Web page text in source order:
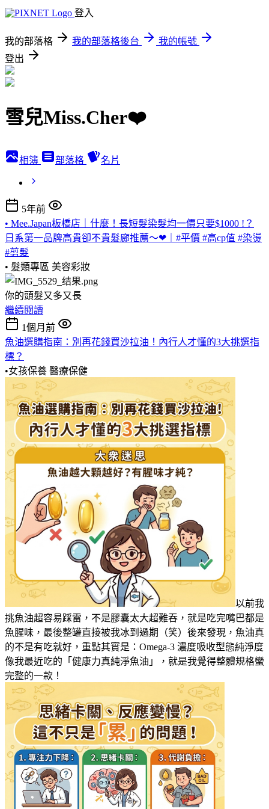
登入
我的部落格 我的部落格後台
我的帳號
登出
雪兒Miss.Cher❤️
相簿 部落格 名片
5年前
• Mee.Japan板橋店｜什麼！長短髮染髮均一價只要$1000 !？
日系第一品牌高貴卻不貴髮廊推薦～❤｜#平價 #高cp值 #染燙
#剪髮
• 髮類專區 美容彩妝
你的頭髮又多又長
繼續閱讀
1個月前
魚油選購指南：別再花錢買沙拉油！內行人才懂的3大挑選指
標？
•女孩保養 醫療保健
以前我
挑魚油超容易踩雷，不是膠囊太大超難吞，就是吃完嘴巴都是
魚腥味，最後整罐直接被我冰到過期（笑）後來發現，魚油真
的不是有吃就好，重點其實是：Omega-3 濃度吸收型態純淨度
像我最近吃的「健康力真純淨魚油」，就是我覺得整體規格蠻
完整的一款！